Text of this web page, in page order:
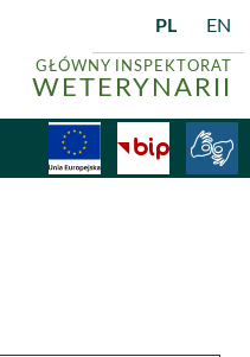
GŁÓWNY INSPEKTORAT
WETERYNARII
PL EN
BiP